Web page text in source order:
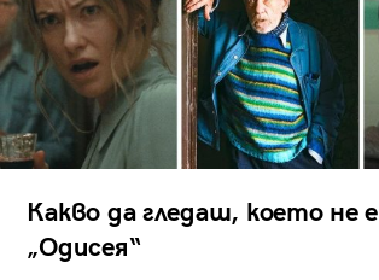
Какво да гледаш, което не е
„Одисея“